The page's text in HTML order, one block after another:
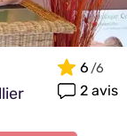
6
2 avis